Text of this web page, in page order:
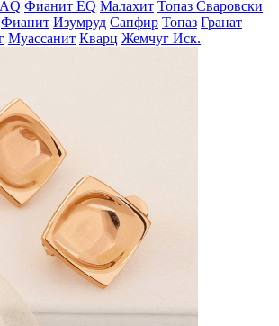
Фианит EQ Малахит Топаз Сваровски
Фианит Изумруд Сапфир Топаз Гранат
Муассанит Кварц Жемчуг Иск.